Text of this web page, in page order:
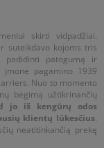
skirti vidpadžiai.
suteikdavo kojoms tris
padidinti patogumą ir
pagamino 1939
Nuo to momento
bėgimą užtikrinančių
jo iš kengūrų odos
klientų lūkesčius.
neatitinkančią prekę
kurios kartu su
miestą.